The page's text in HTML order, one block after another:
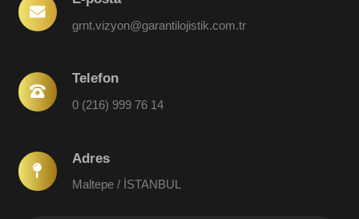
grnt.vizyon@garantilojistik.com.tr
Telefon
0 (216) 999 76 14
Adres
Maltepe / İSTANBUL